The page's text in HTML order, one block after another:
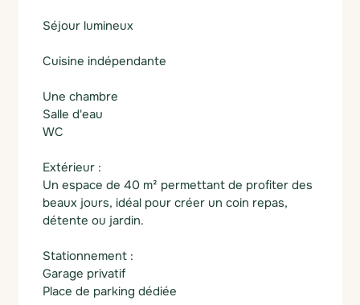
Séjour lumineux
Cuisine indépendante
Une chambre
Salle d'eau
WC
Extérieur :
Un espace de 40 m² permettant de profiter des
beaux jours, idéal pour créer un coin repas,
détente ou jardin.
Stationnement :
Garage privatif
Place de parking dédiée